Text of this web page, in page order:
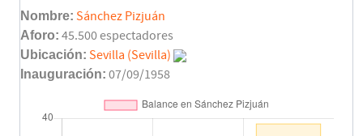
Nombre: Sánchez Pizjuán
Aforo: 45.500 espectadores
Ubicación: Sevilla (Sevilla)
Inauguración: 07/09/1958